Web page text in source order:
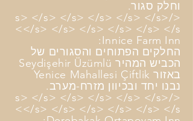
וחלק סגור.
</s> </s> </s> </s> </s> </s>
</s> </s> </s> </s> </s> </s>
Innice Farm Inn:
החלקים הפתוחים והסגורים של
הכביש המהיר Seydişehir Üzümlü
באזור Yenice Mahallesi Çiftlik
נבנו יחד ובכיוון מזרח-מערב.
</s> </s> </s> </s> </s> </s>
</s> </s> </s> </s> </s> </s>